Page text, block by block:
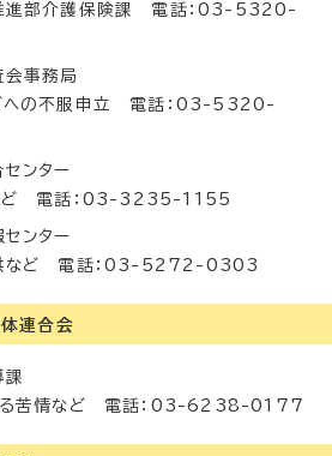
進部介護保険課 電話：03-5320-
会事務局
への不服申立 電話：03-5320-
ンター
ど 電話：03-3235-1155
ンター
など 電話：03-5272-0303
連合会
課
る苦情など 電話：03-6238-0177